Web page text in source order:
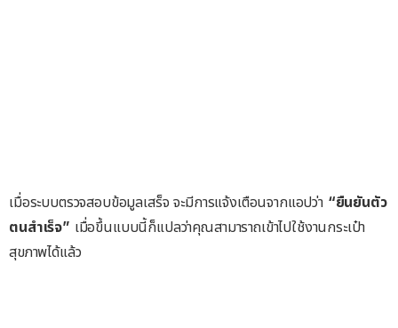
เมื่อระบบตรวจสอบข้อมูลเสร็จ จะมีการแจ้งเตือนจากแอปว่า “ยืนยันตัว
ตนสำเร็จ” เมื่อขึ้นแบบนี้ก็แปลว่าคุณสามาราถเข้าไปใช้งานกระเป๋า
สุขภาพได้แล้ว